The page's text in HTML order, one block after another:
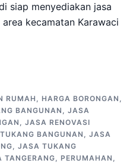
siap menyediakan jasa
kecamatan Karawaci
RUMAH , HARGA BORONGAN ,
BANGUNAN , JASA
, JASA RENOVASI
BANGUNAN, JASA
, JASA TUKANG
TANGERANG, PERUMAHAN ,